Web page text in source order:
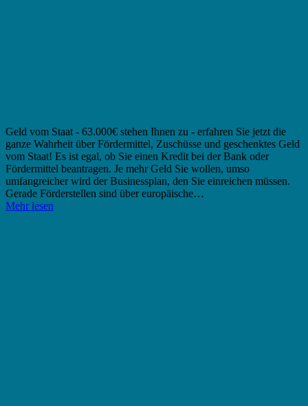
Geld vom Staat - 63.000€ stehen Ihnen zu - erfahren Sie jetzt die
ganze Wahrheit über Fördermittel, Zuschüsse und geschenktes Geld
vom Staat! Es ist egal, ob Sie einen Kredit bei der Bank oder
Fördermittel beantragen. Je mehr Geld Sie wollen, umso
umfangreicher wird der Businessplan, den Sie einreichen müssen.
Gerade Förderstellen sind über europäische…
Mehr lesen